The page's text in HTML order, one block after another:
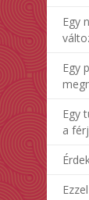
Egy
Egy
Egy
a